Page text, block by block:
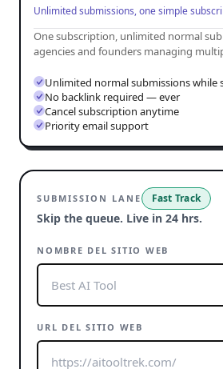
Unlimited submissions, one simple
One subscription, unlimited normal
agencies and founders managing
Unlimited normal submissions while
No backlink required — ever
Cancel subscription anytime
Priority email support
SUBMISSION LANE Fast Track
Skip the queue. Live in 24 hrs.
NOMBRE DEL SITIO WEB
URL DEL SITIO WEB